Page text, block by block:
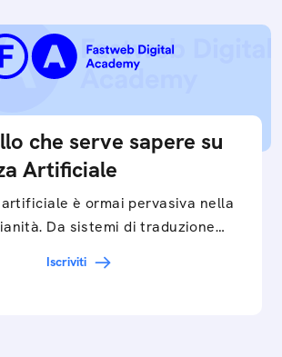
che serve sapere su
Artificiale
artificiale è ormai pervasiva nella
Da sistemi di traduzione
Iscriviti